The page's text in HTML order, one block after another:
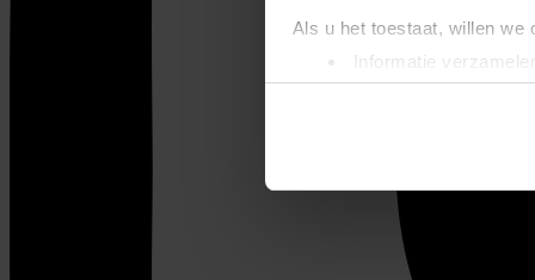
Als u het toestaat, willen we
Informatie
Uw apparaat
Lees meer over hoe uw
We gebruiken cookies om
websiteverkeer te
media, adverteren en